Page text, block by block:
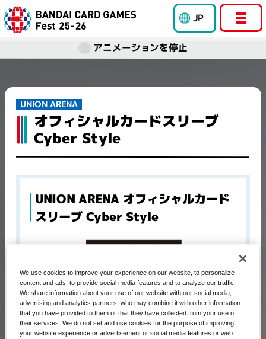
アニメーションを停止
JP
UNION ARENA
オフィシャルカードスリーブ
Cyber Style
UNION ARENA オフィシャルカード
スリーブ Cyber Style
We use cookies to improve your experience on our website, to personalize
content and ads, to provide social media features and to analyze our traffic.
We share information about your use of our website with our social media,
advertising and analytics partners, who may combine it with other information
that you have provided to them or that they have collected from your use of
their services. We do not set and use cookies for the purpose of improving
your website experience or advertisement or social media features or web